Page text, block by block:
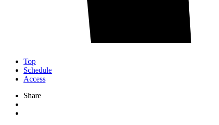
Top
Schedule
Access
Share